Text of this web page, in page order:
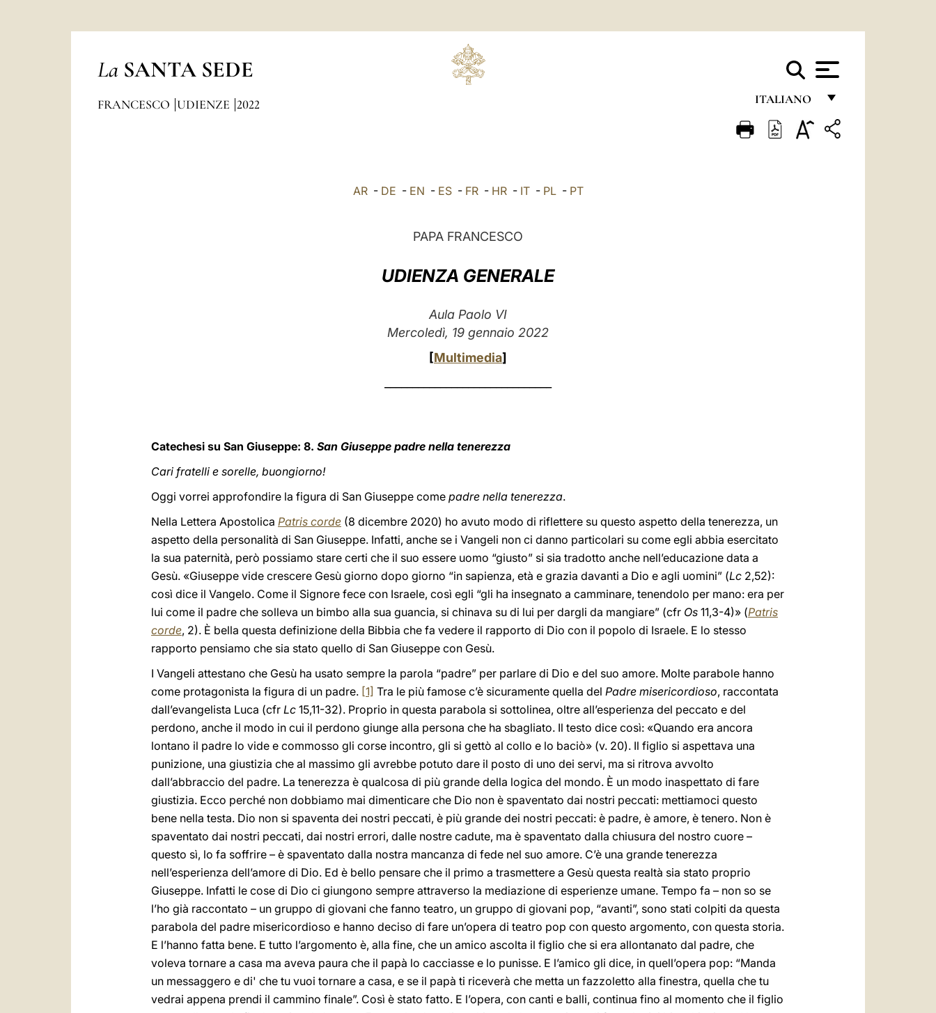
La SANTA SEDE
ITALIANO
FRANÇAIS
FRANCESCO UDIENZE 2022
AR- DE - EN - ES- FR- HR- IT- PL- PT
PAPA FRANCESCO
UDIENZA GENERALE
Aula Paolo VI
Mercoledì, 19 gennaio 2022
[Multimedia]
Catechesi su San Giuseppe: 8. San Giuseppe padre nella tenerezza
Cari fratelli e sorelle, buongiorno!
Oggi vorrei approfondire la figura di San Giuseppe come padre nella tenerezza.
Nella Lettera Apostolica Patris corde (8 dicembre 2020) ho avuto modo di riflettere su questo aspetto della tenerezza, un
aspetto della personalità di San Giuseppe. Infatti, anche se i Vangeli non ci danno particolari su come egli abbia esercitato
la sua paternità, però possiamo stare certi che il suo essere uomo “giusto” si sia tradotto anche nell’educazione data a
Gesù. «Giuseppe vide crescere Gesù giorno dopo giorno “in sapienza, età e grazia davanti a Dio e agli uomini” (Lc 2,52):
così dice il Vangelo. Come il Signore fece con Israele, così egli “gli ha insegnato a camminare, tenendolo per mano: era per
lui come il padre che solleva un bimbo alla sua guancia, si chinava su di lui per dargli da mangiare” (cfr Os 11,3-4)» (Patris
corde, 2). È bella questa definizione della Bibbia che fa vedere il rapporto di Dio con il popolo di Israele. E lo stesso
rapporto pensiamo che sia stato quello di San Giuseppe con Gesù.
I Vangeli attestano che Gesù ha usato sempre la parola “padre” per parlare di Dio e del suo amore. Molte parabole hanno
come protagonista la figura di un padre. [1] Tra le più famose c’è sicuramente quella del Padre misericordioso, raccontata
dall’evangelista Luca (cfr Lc 15,11-32). Proprio in questa parabola si sottolinea, oltre all’esperienza del peccato e del
perdono, anche il modo in cui il perdono giunge alla persona che ha sbagliato. Il testo dice così: «Quando era ancora
lontano il padre lo vide e commosso gli corse incontro, gli si gettò al collo e lo baciò» (v. 20). Il figlio si aspettava una
punizione, una giustizia che al massimo gli avrebbe potuto dare il posto di uno dei servi, ma si ritrova avvolto
dall’abbraccio del padre. La tenerezza è qualcosa di più grande della logica del mondo. È un modo inaspettato di fare
giustizia. Ecco perché non dobbiamo mai dimenticare che Dio non è spaventato dai nostri peccati: mettiamoci questo
bene nella testa. Dio non si spaventa dei nostri peccati, è più grande dei nostri peccati: è padre, è amore, è tenero. Non è
spaventato dai nostri peccati, dai nostri errori, dalle nostre cadute, ma è spaventato dalla chiusura del nostro cuore –
questo sì, lo fa soffrire – è spaventato dalla nostra mancanza di fede nel suo amore. C’è una grande tenerezza
nell’esperienza dell’amore di Dio. Ed è bello pensare che il primo a trasmettere a Gesù questa realtà sia stato proprio
Giuseppe. Infatti le cose di Dio ci giungono sempre attraverso la mediazione di esperienze umane. Tempo fa – non so se
l’ho già raccontato – un gruppo di giovani che fanno teatro, un gruppo di giovani pop, “avanti”, sono stati colpiti da questa
parabola del padre misericordioso e hanno deciso di fare un’opera di teatro pop con questo argomento, con questa storia.
E l’hanno fatta bene. E tutto l’argomento è, alla fine, che un amico ascolta il figlio che si era allontanato dal padre, che
voleva tornare a casa ma aveva paura che il papà lo cacciasse e lo punisse. E l’amico gli dice, in quell’opera pop: “Manda
un messaggero e di' che tu vuoi tornare a casa, e se il papà ti riceverà che metta un fazzoletto alla finestra, quella che tu
vedrai appena prendi il cammino finale”. Così è stato fatto. E l’opera, con canti e balli, continua fino al momento che il figlio